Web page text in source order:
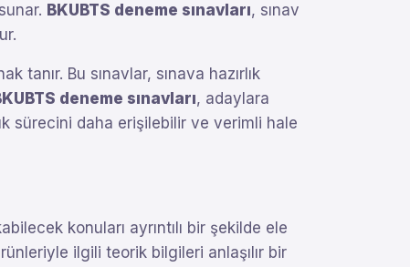
BKUBTS deneme sınavları, sınav
tanır. Bu sınavlar, sınava hazırlık
deneme sınavları, adaylara
sürecini daha erişilebilir ve verimli hale
konuları ayrıntılı bir şekilde ele
ilgili teorik bilgileri anlaşılır bir